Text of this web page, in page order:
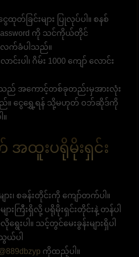
ေထုတ်ခြင်းများ ပြုလုပ်ပါ။ စနစ်
ကို သင်ကိုယ်တိုင်
က်ခံပါသည်။
င်းပါ၊ ဂိမ်း 1000 ကျော် လောင်း
ားသည် အကောင့်တစ်ခုတည်းမှအားလုံး
ည်။ ငွေရွှေ့ရန် သို့မဟုတ် ဝဘ်ဆိုဒ်ကို
ထူးပရိုမိုးရှင်း
ျား၊ စခန်းတိုင်းကို ကျော်တက်ပါ။
ားကြီးရှိလို့ ပရိုမိုးရှင်းတိုင်းနဲ့ တန်ပါ
ပါ။ သင့်တွင်မေးခွန်းများရှိပါ
ပါ
ကိုထည့်ပါ။